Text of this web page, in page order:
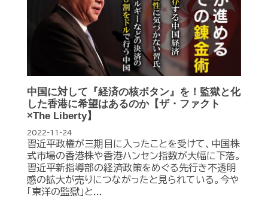
中国に対して『経済の核ボタン』を！監獄と化
した香港に希望はあるのか【ザ・ファクト
×The Liberty】
2022-11-24
習近平政権が三期目に入ったことを受けて、中国株
式市場の香港株や香港ハンセン指数が大幅に下落。
習近平新指導部の経済政策をめぐる先行き不透明
感の拡大が売りにつながったと見られている。今や
「東洋の監獄」と...